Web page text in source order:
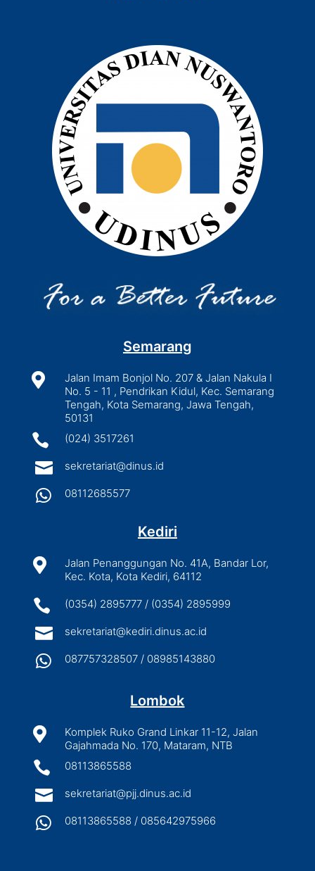
Semarang

Jalan Imam Bonjol No. 207 & Jalan Nakula I
No. 5 - 11 , Pendrikan Kidul, Kec. Semarang
Tengah, Kota Semarang, Jawa Tengah,
50131
 (024) 3517261
 sekretariat@dinus.id
 08112685577
Kediri

Jalan Penanggungan No. 41A, Bandar Lor,
Kec. Kota, Kota Kediri, 64112
 (0354) 2895777 / (0354) 2895999
 sekretariat@kediri.dinus.ac.id
 087757328507 / 08985143880
Lombok

Komplek Ruko Grand Linkar 11-12, Jalan
Gajahmada No. 170, Mataram, NTB
 08113865588
 sekretariat@pjj.dinus.ac.id
 08113865588 / 085642975966